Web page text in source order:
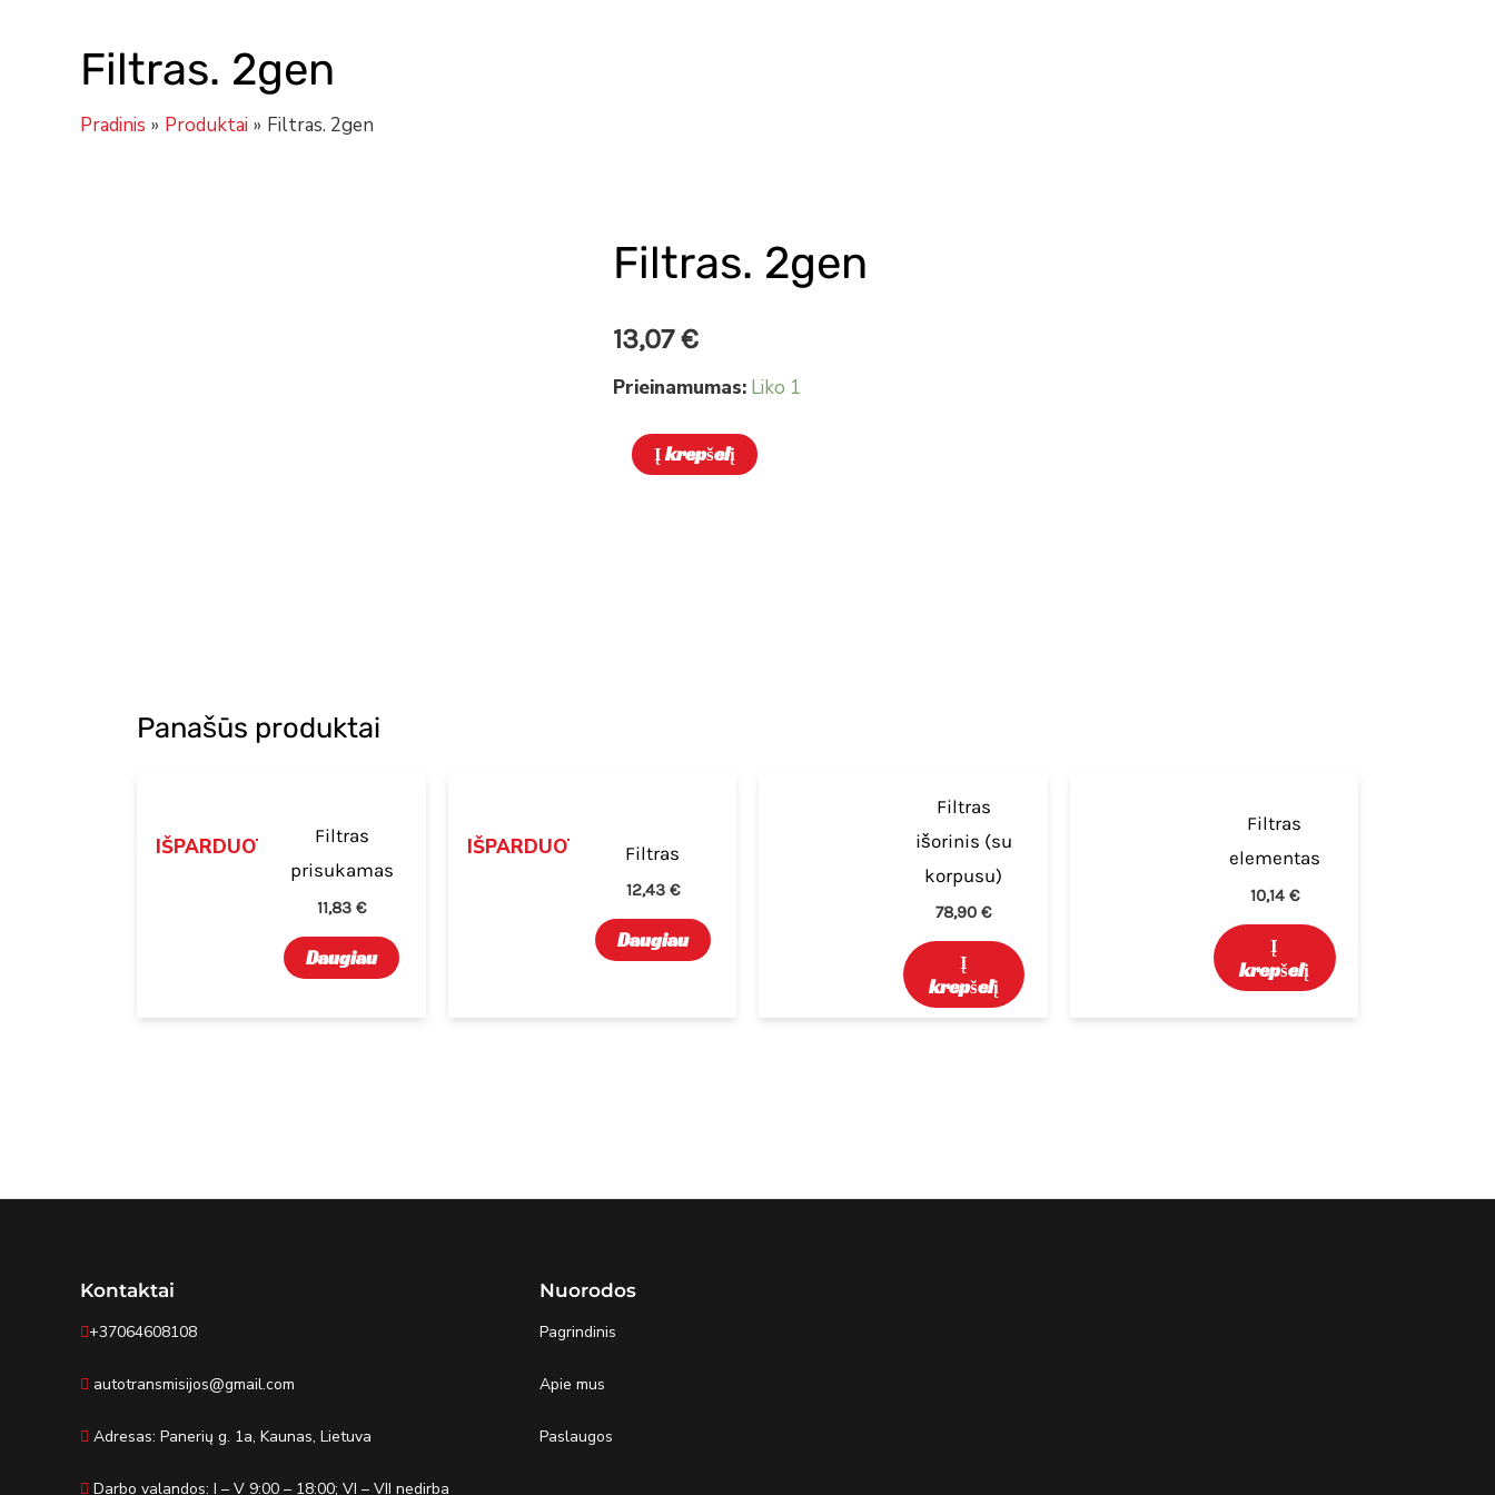
Filtras. 2gen
Pradinis Produktai Filtras. 2gen
Filtras. 2gen
13,07€
Prieinamumas: Liko 1
produkto
Filtras.
2gen
Į krepšelį
Panašūs produktai
IŠPARDUOTA
Filtras
prisukamas
11,83€
Daugiau
IŠPARDUOTA Filtras
12,43 €
Daugiau
Filtras
išorinis (su
korpusu)
78,90€
Į
krepšelį
Filtras
elementas
10,14 €
Į
krepšelį
Kontaktai
+37064608108
autotransmisijos@gmail.com
Adresas: Panerių g. 1a, Kaunas, Lietuva
Darbo valandos: I – V 9:00 – 18:00; VI – VII nedirba
Nuorodos
Pagrindinis
Apie mus
Paslaugos